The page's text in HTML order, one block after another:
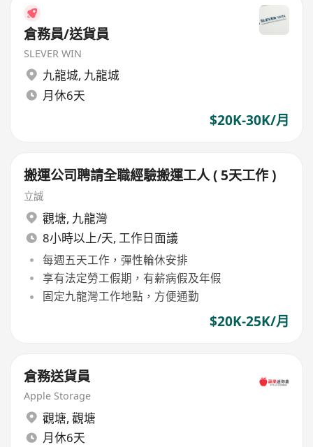
倉務員/送貨員
SLEVER WIN
九龍城, 九龍城
月休6天
$20K-30K/月
搬運公司聘請全職經驗搬運工人 ( 5天工作 )
立誠
觀塘, 九龍灣
8小時以上/天, 工作日面議
每週五天工作，彈性輪休安排
享有法定勞工假期，有薪病假及年假
固定九龍灣工作地點，方便通勤
$20K-25K/月
倉務送貨員
Apple Storage
觀塘, 觀塘
月休6天